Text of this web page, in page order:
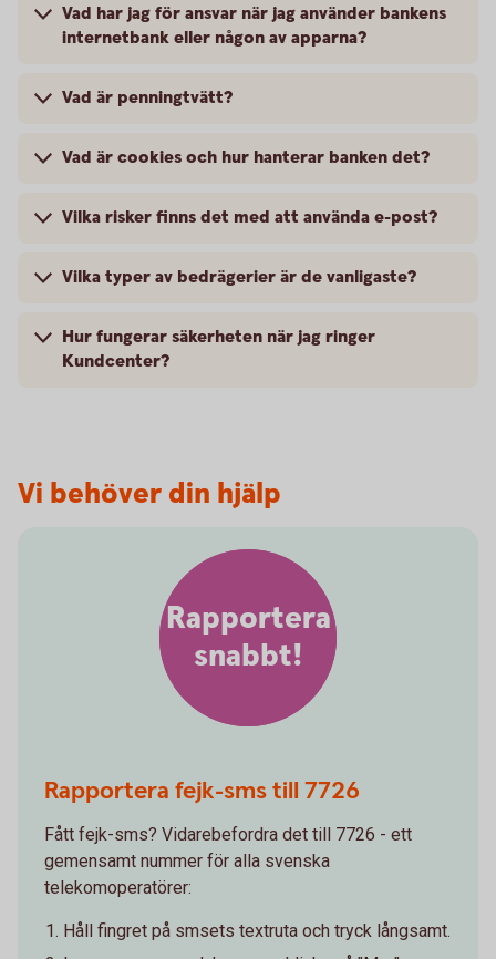
Vad har jag för ansvar när jag använder bankens
internetbank eller någon av apparna?
Vad är penningtvätt?
Vad är cookies och hur hanterar banken det?
Vilka risker finns det med att använda e-post?
Vilka typer av bedrägerier är de vanligaste?
Hur fungerar säkerheten när jag ringer
Kundcenter?
Vi behöver din hjälp
Rapportera fejk-sms till 7726
Fått fejk-sms? Vidarebefordra det till 7726 - ett
gemensamt nummer för alla svenska
telekomoperatörer:
Håll fingret på smsets textruta och tryck långsamt.
Rapportera
snabbt!